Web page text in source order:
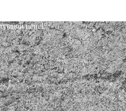
цене!